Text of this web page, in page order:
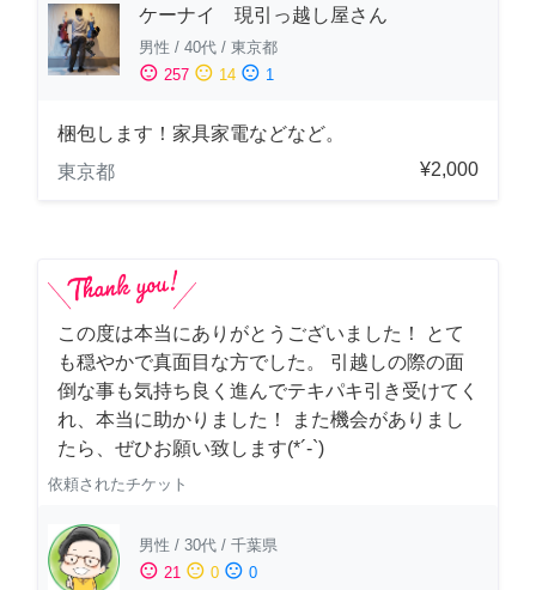
ケーナイ 現引っ越し屋さん
男性 / 40代 / 東京都
sentiment_satisfied 257 sentiment_neutral 14 sentiment_dissatisfied 1
梱包します！家具家電などなど。
東京都
¥2,000
この度は本当にありがとうございました！ とて
も穏やかで真面目な方でした。 引越しの際の面
倒な事も気持ち良く進んでテキパキ引き受けてく
れ、本当に助かりました！ また機会がありまし
たら、ぜひお願い致します(*´-`)
依頼されたチケット
男性 / 30代 / 千葉県
sentiment_satisfied 21 sentiment_neutral 0 sentiment_dissatisfied 0